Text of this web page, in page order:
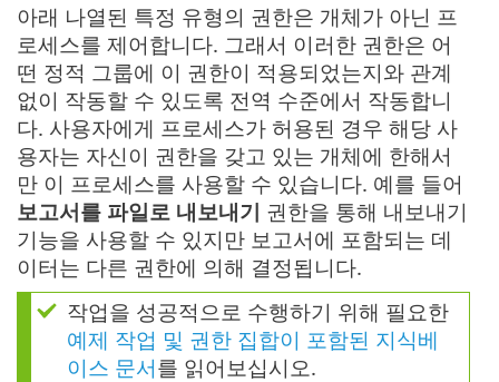
아래 나열된 특정 유형의 권한은 개체가 아닌 프
로세스를 제어합니다. 그래서 이러한 권한은 어
떤 정적 그룹에 이 권한이 적용되었는지와 관계
없이 작동할 수 있도록 전역 수준에서 작동합니
다. 사용자에게 프로세스가 허용된 경우 해당 사
용자는 자신이 권한을 갖고 있는 개체에 한해서
만 이 프로세스를 사용할 수 있습니다. 예를 들어
보고서를 파일로 내보내기 권한을 통해 내보내기
기능을 사용할 수 있지만 보고서에 포함되는 데
이터는 다른 권한에 의해 결정됩니다.
작업을 성공적으로 수행하기 위해 필요한
예제 작업 및 권한 집합이 포함된 지식베
이스 문서를 읽어보십시오.